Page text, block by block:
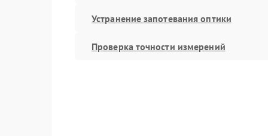
Устранение запотевания оптики
Проверка точности измерений